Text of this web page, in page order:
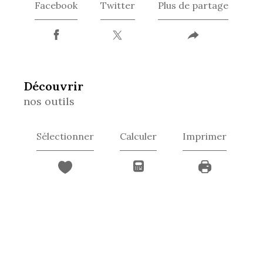
Facebook Twitter Plus de partage
découvrir
nos outils
Sélectionner Calculer Imprimer